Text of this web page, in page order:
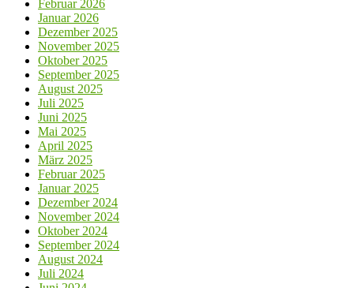
Februar 2026
Januar 2026
Dezember 2025
November 2025
Oktober 2025
September 2025
August 2025
Juli 2025
Juni 2025
Mai 2025
April 2025
März 2025
Februar 2025
Januar 2025
Dezember 2024
November 2024
Oktober 2024
September 2024
August 2024
Juli 2024